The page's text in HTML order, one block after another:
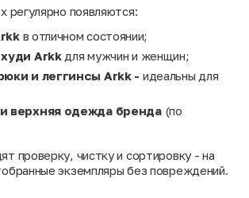
регулярно появляются:
в отличном состоянии;
Arkkдля мужчин и женщин;
и леггинсы Arkk - идеальны для
верхняя одежда бренда(по
проверку, чистку и сортировку - на
экземпляры без повреждений.